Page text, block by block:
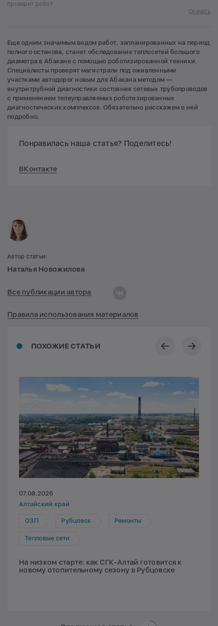
проверит робот
Скачать
Еще одним значимым видом работ, запланированных на период
полного останова, станет обследование теплосетей большого
диаметра в Абакане с помощью роботизированной техники.
Специалисты проверят магистрали под оживленными
участками автодорог новым для Абакана методом —
внутритрубной диагностики состояния сетевых трубопроводов
с применением телеуправляемых роботизированных
диагностических комплексов. Обязательно расскажем о ней
подробно.
Понравилась наша статья? Поделитесь!
ВКонтакте
ПОХОЖИЕ СТАТЬИ
07.08.2026
Алтайский край
ОЗП Рубцовск Ремонты
Тепловые сети
На низком старте: как СГК-Алтай готовится к
новому отопительному сезону в Рубцовске
Автор статьи:
Наталья Новожилова
Все публикации автора
Правила использования материалов